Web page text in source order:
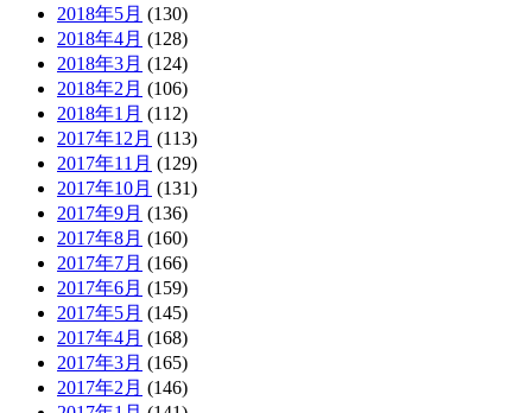
2018年5月 (130)
2018年4月 (128)
2018年3月 (124)
2018年2月 (106)
2018年1月 (112)
2017年12月 (113)
2017年11月 (129)
2017年10月 (131)
2017年9月 (136)
2017年8月 (160)
2017年7月 (166)
2017年6月 (159)
2017年5月 (145)
2017年4月 (168)
2017年3月 (165)
2017年2月 (146)